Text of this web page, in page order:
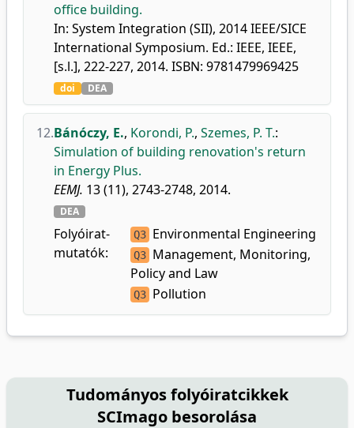
office building.
In: System Integration (SII), 2014 IEEE/SICE
International Symposium. Ed.: IEEE, IEEE,
[s.l.], 222-227, 2014. ISBN: 9781479969425
doi DEA
12.Bánóczy, E., Korondi, P., Szemes, P. T.:
Simulation of building renovation's return
in Energy Plus.
EEMJ. 13 (11), 2743-2748, 2014.
DEA
Folyóirat-
mutatók:
Q3 Environmental Engineering
Q3 Management, Monitoring,
Policy and Law
Q3 Pollution
Tudományos folyóiratcikkek
SCImago besorolása